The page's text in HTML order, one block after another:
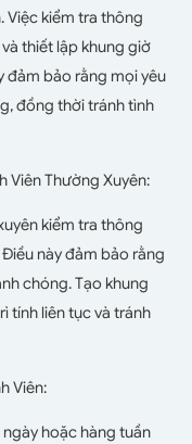
Việc kiểm tra thông
thiết lập khung giờ
đảm bảo rằng mọi yêu
đồng thời tránh tình
Viên Thường Xuyên:
kiểm tra thông
này đảm bảo rằng
chóng. Tạo khung
tính liên tục và tránh
Viên:
hoặc hàng tuần